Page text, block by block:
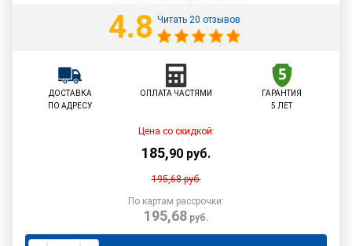
4.8 Читать 20 отзывов
ДОСТАВКА
ПО АДРЕСУ
ОПЛАТА ЧАСТЯМИ
ГАРАНТИЯ
5 ЛЕТ
Цена со скидкой:
185,90 руб.
195,68руб.
По картам рассрочки:
195,68руб.